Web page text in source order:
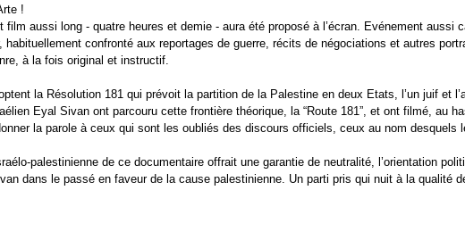
!
film aussi long - quatre heures et demie - aura été proposé à l’écran. Evénement aussi
habituellement confronté aux reportages de guerre, récits de négociations et autres
à la fois original et instructif.
la Résolution 181 qui prévoit la partition de la Palestine en deux Etats, l’un juif et
Eyal Sivan ont parcouru cette frontière théorique, la “Route 181”, et ont filmé, au
la parole à ceux qui sont les oubliés des discours officiels, ceux au nom desquels
palestinienne de ce documentaire offrait une garantie de neutralité, l’orientation
dans le passé en faveur de la cause palestinienne. Un parti pris qui nuit à la qualité